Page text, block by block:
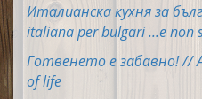
Италианска кухня за
italiana per bulgari ...e non
Готвенето е забавно! //
of life